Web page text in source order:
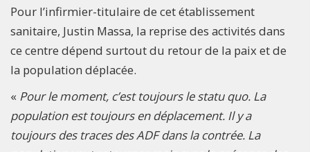
Pour l’infirmier-titulaire de cet établissement
sanitaire, Justin Massa, la reprise des activités dans
ce centre dépend surtout du retour de la paix et de
la population déplacée.
« Pour le moment, c’est toujours le statu quo. La
population est toujours en déplacement. Il y a
toujours des traces des ADF dans la contrée. La